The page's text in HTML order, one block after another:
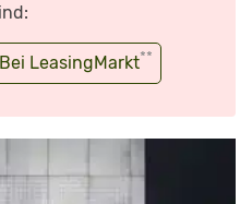
Bei LeasingMarkt**